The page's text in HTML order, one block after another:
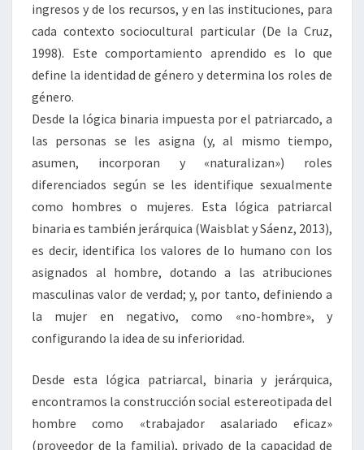
ingresos y de los recursos, y en las instituciones, para
cada contexto sociocultural particular (De la Cruz,
1998). Este comportamiento aprendido es lo que
define la identidad de género y determina los roles de
género.
Desde la lógica binaria impuesta por el patriarcado, a
las personas se les asigna (y, al mismo tiempo,
asumen, incorporan y «naturalizan») roles
diferenciados según se les identifique sexualmente
como hombres o mujeres. Esta lógica patriarcal
binaria es también jerárquica (Waisblat y Sáenz, 2013),
es decir, identifica los valores de lo humano con los
asignados al hombre, dotando a las atribuciones
masculinas valor de verdad; y, por tanto, definiendo a
la mujer en negativo, como «no-hombre», y
configurando la idea de su inferioridad.
Desde esta lógica patriarcal, binaria y jerárquica,
encontramos la construcción social estereotipada del
hombre como «trabajador asalariado eficaz»
(proveedor de la familia), privado de la capacidad de